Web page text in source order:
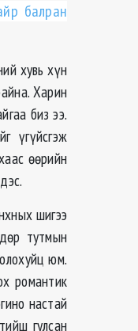
балран
хувь хүн
Харин
биз ээ.
үгүйсгэж
өөрийн
шигээ
тутмын
юм.
романтик
настай
гулсан